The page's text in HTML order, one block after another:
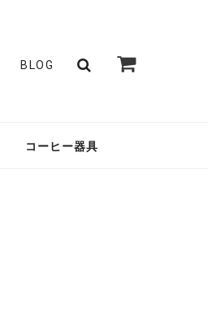
BLOG
コーヒー器具